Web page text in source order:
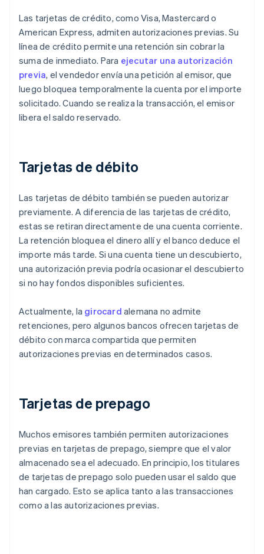
Las tarjetas de crédito, como Visa, Mastercard o
American Express, admiten autorizaciones previas. Su
línea de crédito permite una retención sin cobrar la
suma de inmediato. Para ejecutar una autorización
previa, el vendedor envía una petición al emisor, que
luego bloquea temporalmente la cuenta por el importe
solicitado. Cuando se realiza la transacción, el emisor
libera el saldo reservado.
Tarjetas de débito
Las tarjetas de débito también se pueden autorizar
previamente. A diferencia de las tarjetas de crédito,
estas se retiran directamente de una cuenta corriente.
La retención bloquea el dinero allí y el banco deduce el
importe más tarde. Si una cuenta tiene un descubierto,
una autorización previa podría ocasionar el descubierto
si no hay fondos disponibles suficientes.
Actualmente, la girocard alemana no admite
retenciones, pero algunos bancos ofrecen tarjetas de
débito con marca compartida que permiten
autorizaciones previas en determinados casos.
Tarjetas de prepago
Muchos emisores también permiten autorizaciones
previas en tarjetas de prepago, siempre que el valor
almacenado sea el adecuado. En principio, los titulares
de tarjetas de prepago solo pueden usar el saldo que
han cargado. Esto se aplica tanto a las transacciones
como a las autorizaciones previas.